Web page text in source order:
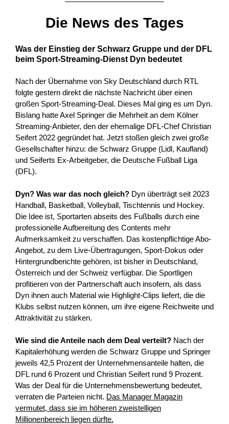
Die News des Tages
Was der Einstieg der Schwarz Gruppe und der DFL
beim Sport-Streaming-Dienst Dyn bedeutet
Nach der Übernahme von Sky Deutschland durch RTL
folgte gestern direkt die nächste Nachricht über einen
großen Sport-Streaming-Deal. Dieses Mal ging es um Dyn.
Bislang hatte Axel Springer die Mehrheit an dem Kölner
Streaming-Anbieter, den der ehemalige DFL-Chef Christian
Seifert 2022 gegründet hat. Jetzt stoßen gleich zwei große
Gesellschafter hinzu: die Schwarz Gruppe (Lidl, Kaufland)
und Seiferts Ex-Arbeitgeber, die Deutsche Fußball Liga
(DFL).
Dyn? Was war das noch gleich? Dyn überträgt seit 2023
Handball, Basketball, Volleyball, Tischtennis und Hockey.
Die Idee ist, Sportarten abseits des Fußballs durch eine
professionelle Aufbereitung des Contents mehr
Aufmerksamkeit zu verschaffen. Das kostenpflichtige Abo-
Angebot, zu dem Live-Übertragungen, Sport-Dokus oder
Hintergrundberichte gehören, ist bisher in Deutschland,
Österreich und der Schweiz verfügbar. Die Sportligen
profitieren von der Partnerschaft auch insofern, als dass
Dyn ihnen auch Material wie Highlight-Clips liefert, die die
Klubs selbst nutzen können, um ihre eigene Reichweite und
Attraktivität zu stärken.
Wie sind die Anteile nach dem Deal verteilt? Nach der
Kapitalerhöhung werden die Schwarz Gruppe und Springer
jeweils 42,5 Prozent der Unternehmensanteile halten, die
DFL rund 6 Prozent und Christian Seifert rund 9 Prozent.
Was der Deal für die Unternehmensbewertung bedeutet,
verraten die Parteien nicht. Das Manager Magazin
vermutet, dass sie im höheren zweistelligen
Millionenbereich liegen dürfte.